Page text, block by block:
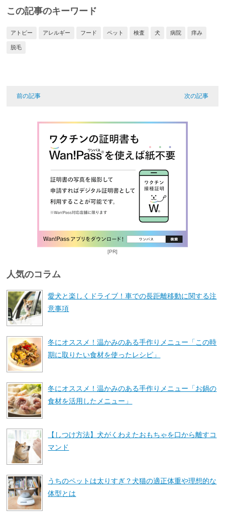
この記事のキーワード
アトピー アレルギー フード ペット 検査 犬 病院 痒み
脱毛
前の記事 次の記事
[PR]
人気のコラム
愛犬と楽しくドライブ！車での長距離移動に関する注
意事項
冬にオススメ！温かみのある手作りメニュー「この時
期に取りたい食材を使ったレシピ」
冬にオススメ！温かみのある手作りメニュー「お鍋の
食材を活用したメニュー」
【しつけ方法】犬がくわえたおもちゃを口から離すコ
マンド
うちのペットは太りすぎ？犬猫の適正体重や理想的な
体型とは